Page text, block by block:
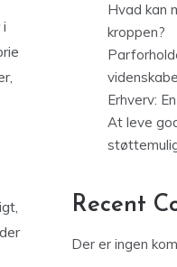
Hvad kan
kroppen?
Erhverv:
At leve
Recent
Der er ingen